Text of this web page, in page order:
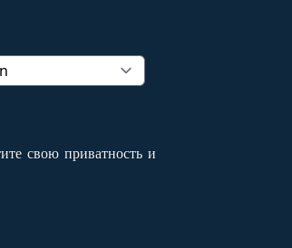
свою приватность и